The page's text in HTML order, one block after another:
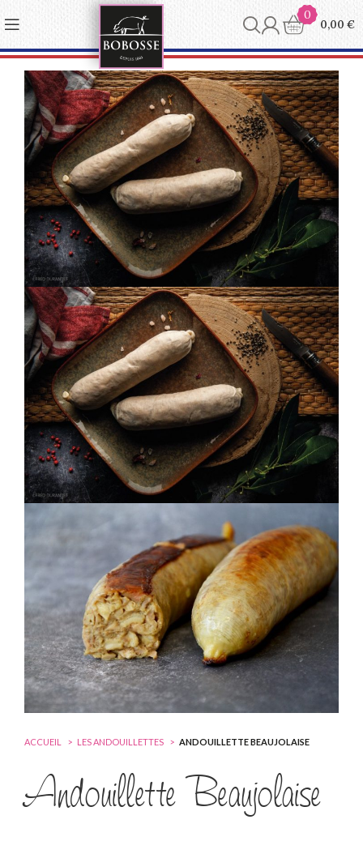
0
0,00 €
ACCUEIL LES ANDOUILLETTES ANDOUILLETTE BEAUJOLAISE
Andouillette Beaujolaise
Panneau de gestion des cookies